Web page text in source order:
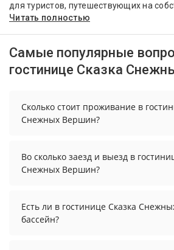
для туристов, путешествующих на
Читать полностью
Самые популярные
гостинице Сказка
Сколько стоит проживание в
Снежных Вершин?
в гостинице Сказка Снежных
нужные даты и количество
Во сколько заезд и выезд в
Снежных Вершин?
осуществить до 12:00.
Есть ли в гостинице Сказка
бассейн?